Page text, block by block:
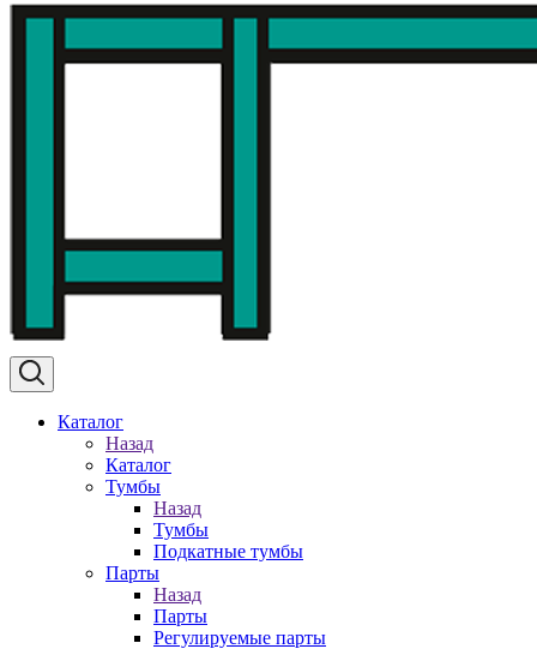
Каталог
Назад
Каталог
Тумбы
Назад
Тумбы
Подкатные тумбы
Парты
Назад
Парты
Регулируемые парты